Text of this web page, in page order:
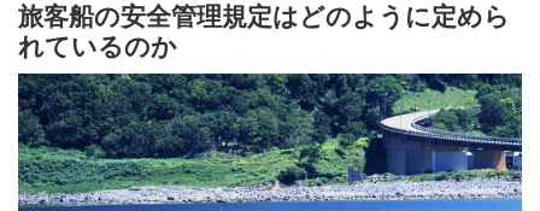
旅客船の安全管理規定はどのように定めら
れているのか